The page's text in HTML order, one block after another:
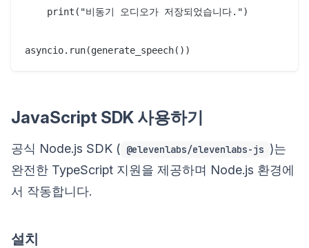
    print("비동기 오디오가 저장되었습니다.")
JavaScript SDK 사용하기
공식 Node.js SDK ( @elevenlabs/elevenlabs-js )는
완전한 TypeScript 지원을 제공하며 Node.js 환경에
서 작동합니다.
설치